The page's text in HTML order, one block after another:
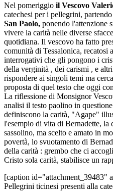
Nel pomeriggio il Vescovo
catechesi per i pellegrini,
San Paolo, ponendo l'attenzione
vivere la carità nelle diverse
quotidiana. Il vescovo ha fatto
comunità di Tessalonica, recatosi
interrogativi che gli pongono i
della verginità , dei carismi , e
rispondere ai singoli temi ma
proposta di quel testo che oggi
La riflessione di Monsignor
analisi il testo paolino in
definiscono la carità, "Agape"
l'esempio di vita di Bernadette, la
sassolino, ma scelto e amato in
povertà, lo svuotamento di
della carità : grembo che ci
Cristo sola carità, stabilisce un
[caption
Pellegrini ticinesi presenti alla